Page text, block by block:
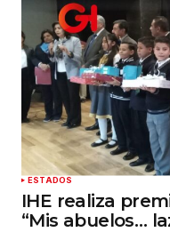
ESTADOS
IHE realiza
“Mis abuelos…